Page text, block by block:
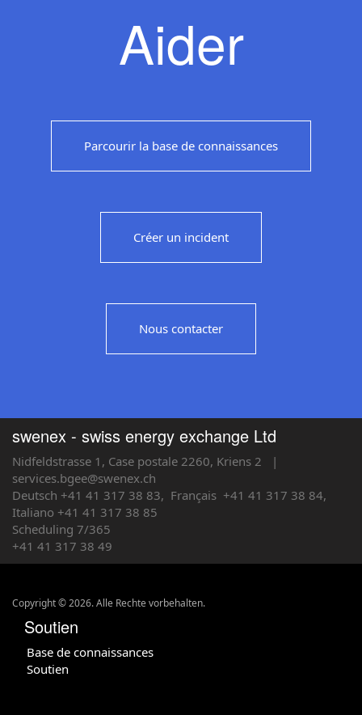
Aider
Parcourir la base de connaissances
Créer un incident
Nous contacter
swenex - swiss energy exchange Ltd
Nidfeldstrasse 1, Case postale 2260, Kriens 2
|
services.bgee@swenex.ch
Deutsch +41 41 317 38 83, Français +41 41 317 38 84,
Italiano +41 41 317 38 85
Scheduling 7/365
+41 41 317 38 49
Copyright © 2026. Alle Rechte vorbehalten.
Soutien
Base de connaissances
Soutien